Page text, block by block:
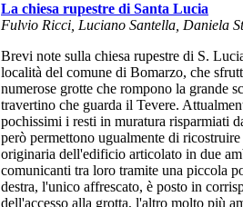
La chiesa rupestre di Santa Lucia
Fulvio Ricci, Luciano Santella, Daniela
Brevi note sulla chiesa rupestre di S.
località del comune di Bomarzo, che
numerose grotte che rompono la grande
travertino che guarda il Tevere.
pochissimi i resti in muratura risparmiati
però permettono ugualmente di
originaria dell'edificio articolato in due
comunicanti tra loro tramite una piccola
destra, l'unico affrescato, è posto in
dell'accesso alla grotta, l'altro molto più